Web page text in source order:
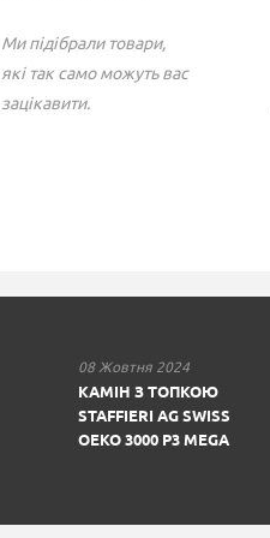
Ми підібрали товари,
які так само можуть вас
зацікавити.
08 Жовтня 2024
КАМІН З ТОПКОЮ
STAFFIERI AG SWISS
OEKO 3000 P3 MEGA